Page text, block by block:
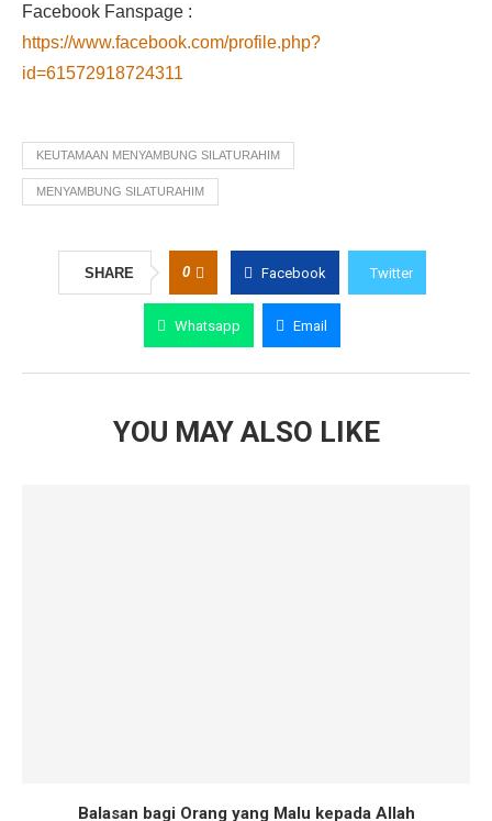
Facebook Fanspage :
https://www.facebook.com/profile.php?
id=61572918724311
KEUTAMAAN MENYAMBUNG SILATURAHIM
MENYAMBUNG SILATURAHIM
SHARE 0 Facebook Twitter
Whatsapp Email
YOU MAY ALSO LIKE
Balasan bagi Orang yang Malu kepada Allah